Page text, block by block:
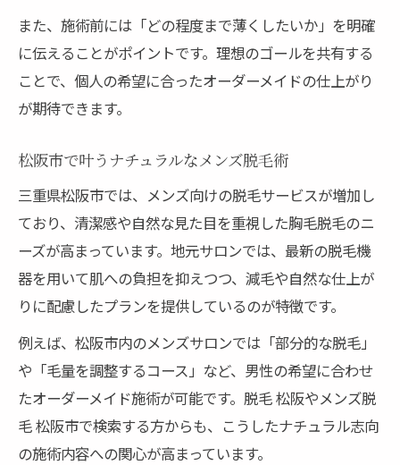
また、施術前には「どの程度まで薄くしたいか」を明確
に伝えることがポイントです。理想のゴールを共有する
ことで、個人の希望に合ったオーダーメイドの仕上がり
が期待できます。
松阪市で叶うナチュラルなメンズ脱毛術
三重県松阪市では、メンズ向けの脱毛サービスが増加し
ており、清潔感や自然な見た目を重視した胸毛脱毛のニ
ーズが高まっています。地元サロンでは、最新の脱毛機
器を用いて肌への負担を抑えつつ、減毛や自然な仕上が
りに配慮したプランを提供しているのが特徴です。
例えば、松阪市内のメンズサロンでは「部分的な脱毛」
や「毛量を調整するコース」など、男性の希望に合わせ
たオーダーメイド施術が可能です。脱毛 松阪やメンズ脱
毛 松阪市で検索する方からも、こうしたナチュラル志向
の施術内容への関心が高まっています。